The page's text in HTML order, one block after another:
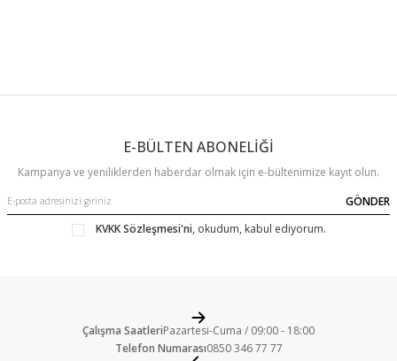
E-BÜLTEN ABONELİĞİ
Kampanya ve yeniliklerden haberdar olmak için e-bültenimize kayıt olun.
GÖNDER
KVKK Sözleşmesi'ni, okudum, kabul ediyorum.
Çalışma SaatleriPazartesi-Cuma / 09:00 - 18:00
Telefon Numarası0850 346 77 77